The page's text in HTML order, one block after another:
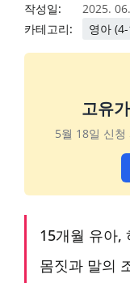
작성일:
2025.
카테고리:
영아
고유
5월 18일 신청
15개월 유아,
몸짓과 말의